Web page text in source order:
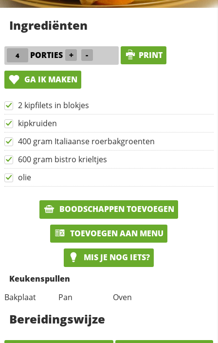
Ingrediënten
PORTIES + - PRINT
GA IK MAKEN
2 kipfilets in blokjes
kipkruiden
400 gram Italiaanse roerbakgroenten
600 gram bistro krieltjes
olie
BOODSCHAPPEN TOEVOEGEN
TOEVOEGEN AAN MENU
MIS JE NOG IETS?
Keukenspullen
Bakplaat
Pan Oven
Bereidingswijze